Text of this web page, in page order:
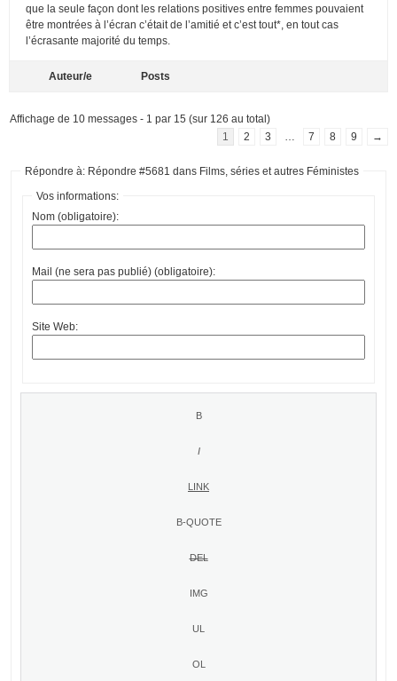
que la seule façon dont les relations positives entre femmes pouvaient
être montrées à l’écran c’était de l’amitié et c’est tout*, en tout cas
l’écrasante majorité du temps.
Auteur/e Posts
Affichage de 10 messages - 1 par 15 (sur 126 au total)
1
2 3 7 8 9 →
Répondre à: Répondre #5681 dans Films, séries et autres Féministes
Vos informations:
Nom (obligatoire):
Mail (ne sera pas publié) (obligatoire):
Site Web: